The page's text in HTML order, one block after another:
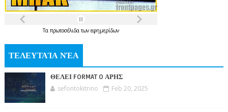
Τα πρωτοσέλιδατων εφημερίδων
ΤΕΛΕΥΤΑΊΑ ΝΈΑ
ΘΕΛΕΙ FORMAT O ΑΡΗΣ
sefontokitrino Feb 20, 2025